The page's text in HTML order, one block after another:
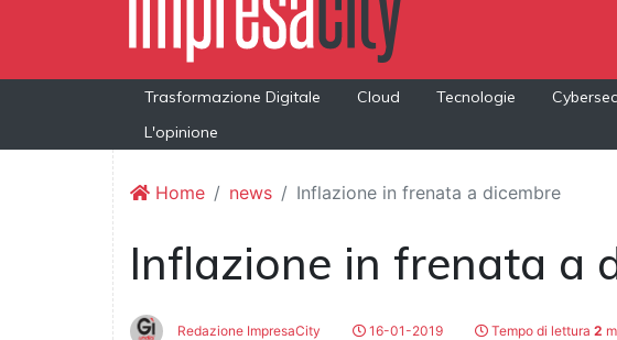
Trasformazione Digitale Cloud Tecnologie
L'opinione
Home news Inflazione in frenata a dicembre
Inflazione in frenata a
Redazione ImpresaCity 16-01-2019 Tempo di lettura 2